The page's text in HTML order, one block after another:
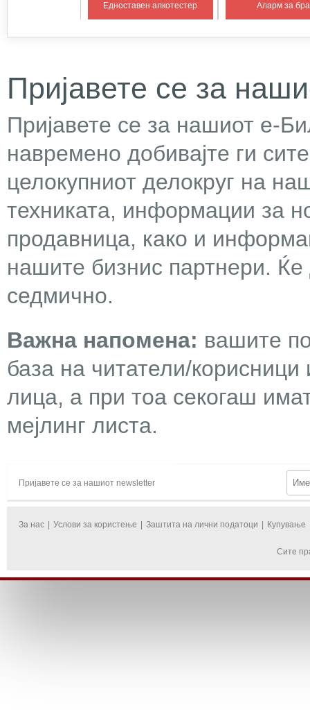
Едноставен алкотестер Аларм за
Пријавете се за
Пријавете се за нашиот е-
навремено добивајте ги
целокупниот делокруг на
техниката, информации за
продавница, како и
нашите бизнис партнери.
седмично.
Важна напомена: вашите
база на читатели/
лица, а при тоа секогаш
мејлинг листа.
Пријавете се за нашиот newsletter
За нас Услови за користење Заштита на лични податоци Купување
Сите